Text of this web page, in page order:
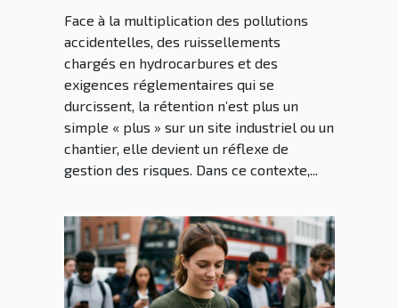
Face à la multiplication des pollutions
accidentelles, des ruissellements
chargés en hydrocarbures et des
exigences réglementaires qui se
durcissent, la rétention n’est plus un
simple « plus » sur un site industriel ou un
chantier, elle devient un réflexe de
gestion des risques. Dans ce contexte,...